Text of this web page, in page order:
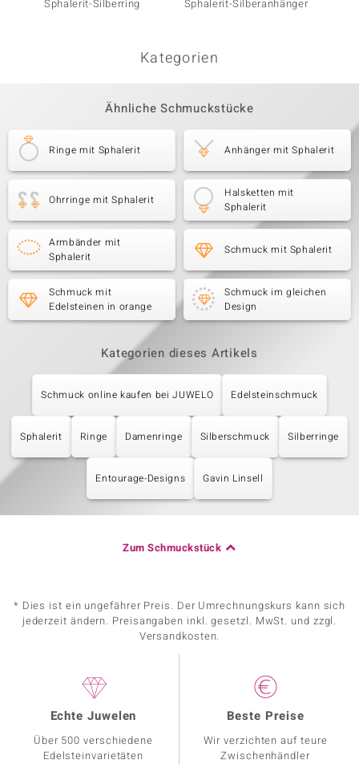
Sphalerit-Silberring Sphalerit-Silberanhänger
Kategorien
Ähnliche Schmuckstücke
Ringe mit Sphalerit Anhänger mit Sphalerit
Ohrringe mit Sphalerit
Halsketten mit
Sphalerit
Armbänder mit
Sphalerit
Schmuck mit Sphalerit
Schmuck mit
Edelsteinen in orange
Schmuck im gleichen
Design
Kategorien dieses Artikels
Schmuck online kaufen bei JUWELO Edelsteinschmuck
Sphalerit Ringe Damenringe Silberschmuck Silberringe
Entourage-Designs Gavin Linsell
Zum Schmuckstück
* Dies ist ein ungefährer Preis. Der Umrechnungskurs kann sich
jederzeit ändern. Preisangaben inkl. gesetzl. MwSt. und zzgl.
Versandkosten.
Echte Juwelen
Über 500 verschiedene
Edelsteinvarietäten
Beste Preise
Wir verzichten auf teure
Zwischenhändler